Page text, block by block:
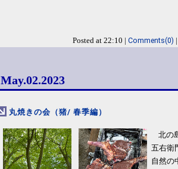
Posted at 22:10 | Comments(0)
May.02.2023
丸焼きの会（猪/ 春季編）
北の
五右衛
自然の